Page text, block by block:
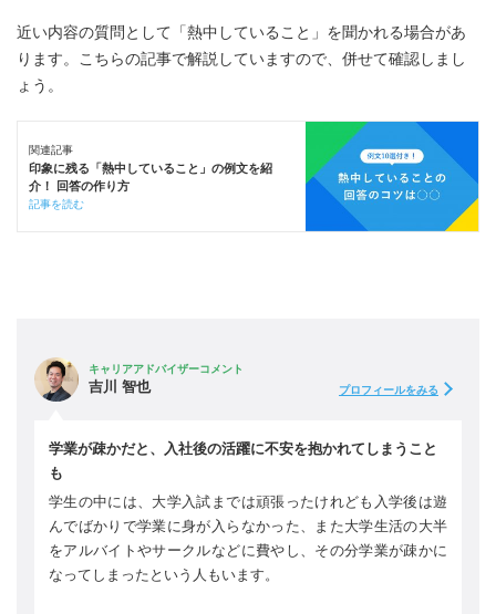
近い内容の質問として「熱中していること」を聞かれる場合があ
ります。こちらの記事で解説していますので、併せて確認しまし
ょう。
関連記事
印象に残る「熱中していること」の例文を紹
介！ 回答の作り方
記事を読む
キャリアアドバイザーコメント
吉川 智也 プロフィールをみる
学業が疎かだと、入社後の活躍に不安を抱かれてしまうこと
も
学生の中には、大学入試までは頑張ったけれども入学後は遊
んでばかりで学業に身が入らなかった、また大学生活の大半
をアルバイトやサークルなどに費やし、その分学業が疎かに
なってしまったという人もいます。